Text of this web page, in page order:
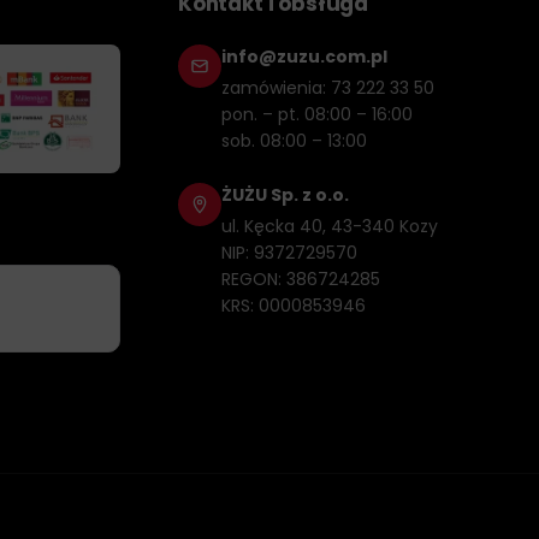
info@zuzu.com.pl
zamówienia: 73 222 33 50
pon. – pt. 08:00 – 16:00
sob. 08:00 – 13:00
ŻUŻU Sp. z o.o.
ul. Kęcka 40, 43-340 Kozy
NIP: 9372729570
REGON: 386724285
KRS: 0000853946